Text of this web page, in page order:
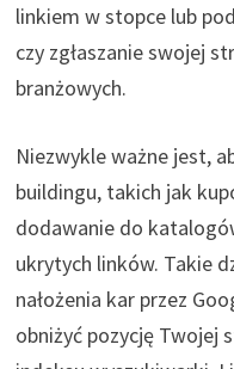
linkiem w stopce lub
czy zgłaszanie swojej
branżowych.
Niezwykle ważne jest,
buildingu, takich jak
dodawanie do
ukrytych linków. Takie
nałożenia kar przez
obniżyć pozycję Twojej